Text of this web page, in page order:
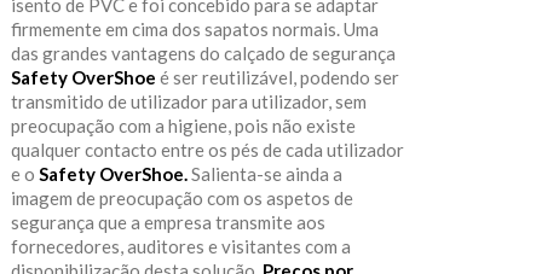
firmemente em cima dos sapatos normais. Uma
das grandes vantagens do calçado de segurança
Safety OverShoe é ser reutilizável, podendo ser
transmitido de utilizador para utilizador, sem
preocupação com a higiene, pois não existe
qualquer contacto entre os pés de cada utilizador
e o Safety OverShoe. Salienta-se ainda a
imagem de preocupação com os aspetos de
segurança que a empresa transmite aos
fornecedores, auditores e visitantes com a